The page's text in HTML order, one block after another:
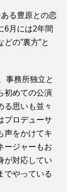
る豊原との恋
6月には2年間
の”裏方”と
事務所独立と
初めての公演
る思いも並々
プロデューサ
声をかけてキ
ージャーもお
が対応してい
でやっている